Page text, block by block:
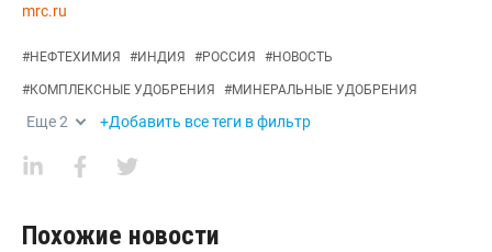
mrc.ru
#НЕФТЕХИМИЯ #ИНДИЯ #РОССИЯ #НОВОСТЬ
#КОМПЛЕКСНЫЕ УДОБРЕНИЯ #МИНЕРАЛЬНЫЕ УДОБРЕНИЯ
Еще2 +Добавить все теги в фильтр
Похожие новости